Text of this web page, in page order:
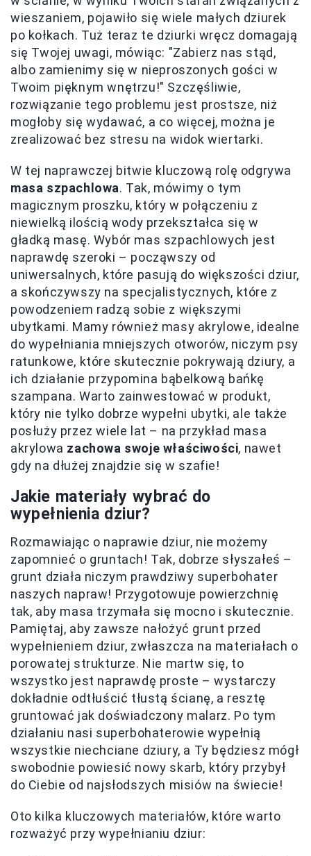
wieszaniem, pojawiło się wiele małych dziurek
po kołkach. Tuż teraz te dziurki wręcz domagają
się Twojej uwagi, mówiąc: "Zabierz nas stąd,
albo zamienimy się w nieproszonych gości w
Twoim pięknym wnętrzu!" Szczęśliwie,
rozwiązanie tego problemu jest prostsze, niż
mogłoby się wydawać, a co więcej, można je
zrealizować bez stresu na widok wiertarki.
W tej naprawczej bitwie kluczową rolę odgrywa
masa szpachlowa. Tak, mówimy o tym
magicznym proszku, który w połączeniu z
niewielką ilością wody przekształca się w
gładką masę. Wybór mas szpachlowych jest
naprawdę szeroki – począwszy od
uniwersalnych, które pasują do większości dziur,
a skończywszy na specjalistycznych, które z
powodzeniem radzą sobie z większymi
ubytkami. Mamy również masy akrylowe, idealne
do wypełniania mniejszych otworów, niczym psy
ratunkowe, które skutecznie pokrywają dziury, a
ich działanie przypomina bąbelkową bańkę
szampana. Warto zainwestować w produkt,
który nie tylko dobrze wypełni ubytki, ale także
posłuży przez wiele lat – na przykład masa
akrylowa zachowa swoje właściwości, nawet
gdy na dłużej znajdzie się w szafie!
Jakie materiały wybrać do
wypełnienia dziur?
Rozmawiając o naprawie dziur, nie możemy
zapomnieć o gruntach! Tak, dobrze słyszałeś –
grunt działa niczym prawdziwy superbohater
naszych napraw! Przygotowuje powierzchnię
tak, aby masa trzymała się mocno i skutecznie.
Pamiętaj, aby zawsze nałożyć grunt przed
wypełnieniem dziur, zwłaszcza na materiałach o
porowatej strukturze. Nie martw się, to
wszystko jest naprawdę proste – wystarczy
dokładnie odtłuścić tłustą ścianę, a resztę
gruntować jak doświadczony malarz. Po tym
działaniu nasi superbohaterowie wypełnią
wszystkie niechciane dziury, a Ty będziesz mógł
swobodnie powiesić nowy skarb, który przybył
do Ciebie od najsłodszych misiów na świecie!
Oto kilka kluczowych materiałów, które warto
rozważyć przy wypełnianiu dziur: